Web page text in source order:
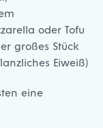
oder Tofu
großes Stück
Eiweiß)
eine